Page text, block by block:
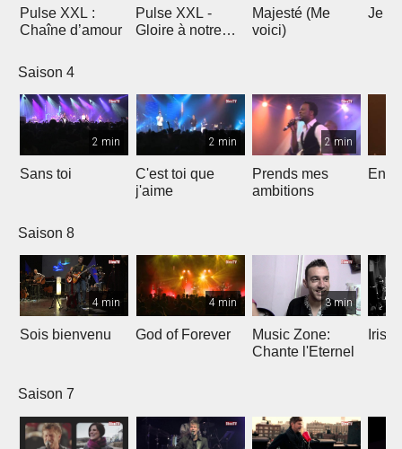
Pulse XXL :
Chaîne d’amour
Pulse XXL -
Gloire à notre
Majesté (Me
voici)
Je te
Saison 4
2 min
Sans toi
2 min
C'est toi que
j'aime
2 min
Prends mes
ambitions
Saison 8
4 min
Sois bienvenu
4 min
God of Forever
3 min
Music Zone:
Chante l'Eternel
Irish
Saison 7